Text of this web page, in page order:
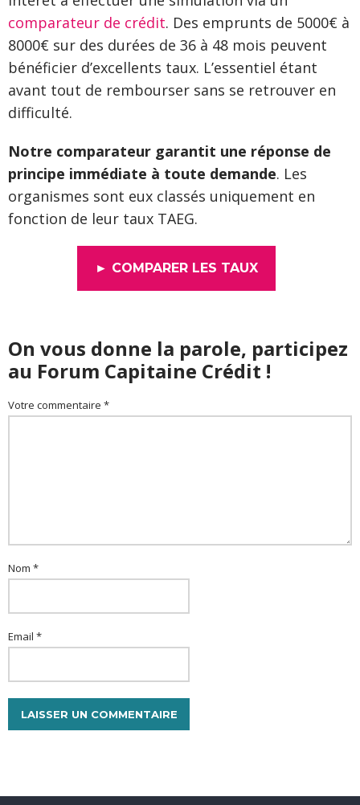
comparateur de crédit. Des emprunts de 5000€ à
8000€ sur des durées de 36 à 48 mois peuvent
bénéficier d’excellents taux. L’essentiel étant
avant tout de rembourser sans se retrouver en
difficulté.
Notre comparateur garantit une réponse de
principe immédiate à toute demande. Les
organismes sont eux classés uniquement en
fonction de leur taux TAEG.
► COMPARER LES TAUX
On vous donne la parole, participez
au Forum Capitaine Crédit !
Votre commentaire *
Nom *
Email *